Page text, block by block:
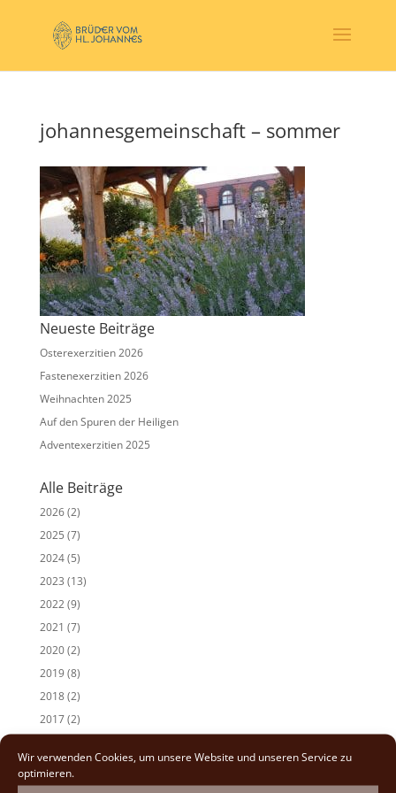
Wir verwenden Cookies, um unsere Website und unseren Service zu
optimieren.
johannesgemeinschaft – sommer
Neueste Beiträge
Osterexerzitien 2026
Fastenexerzitien 2026
Weihnachten 2025
Auf den Spuren der Heiligen
Adventexerzitien 2025
Alle Beiträge
2026(2)
2025 (7)
2024(5)
2023 (13)
2022(9)
2021 (7)
2020(2)
2019(8)
2018(2)
2017(2)